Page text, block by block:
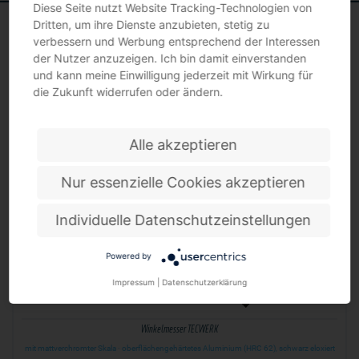
WINKELMESSER
Winkelmesser TECWERK
mit mattverchromter Skala · oberflächengehärtetes Aluminium (HRC 62), schwarz eloxiert
Diese Seite nutzt Website Tracking-Technologien von
Dritten, um ihre Dienste anzubieten, stetig zu
verbessern und Werbung entsprechend der Interessen
der Nutzer anzuzeigen. Ich bin damit einverstanden
und kann meine Einwilligung jederzeit mit Wirkung für
die Zukunft widerrufen oder ändern.
Alle akzeptieren
Nur essenzielle Cookies akzeptieren
Individuelle Datenschutzeinstellungen
Powered by
Impressum Datenschutzerklärung